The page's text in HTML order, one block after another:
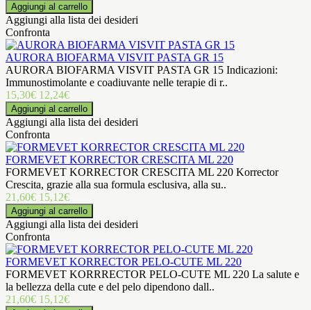
Aggiungi alla lista dei desideri
Confronta
AURORA BIOFARMA VISVIT PASTA GR 15
AURORA BIOFARMA VISVIT PASTA GR 15 Indicazioni:
Immunostimolante e coadiuvante nelle terapie di r..
15,30€ 12,24€
Aggiungi alla lista dei desideri
Confronta
FORMEVET KORRECTOR CRESCITA ML 220
FORMEVET KORRECTOR CRESCITA ML 220 Korrector
Crescita, grazie alla sua formula esclusiva, alla su..
21,60€ 15,12€
Aggiungi alla lista dei desideri
Confronta
FORMEVET KORRECTOR PELO-CUTE ML 220
FORMEVET KORRRECTOR PELO-CUTE ML 220 La salute e
la bellezza della cute e del pelo dipendono dall..
21,60€ 15,12€